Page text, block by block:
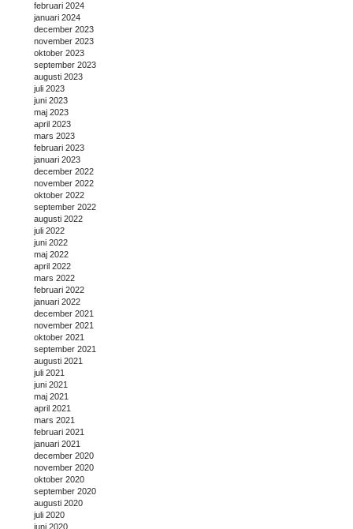
februari 2024
januari 2024
december 2023
november 2023
oktober 2023
september 2023
augusti 2023
juli 2023
juni 2023
maj 2023
april 2023
mars 2023
februari 2023
januari 2023
december 2022
november 2022
oktober 2022
september 2022
augusti 2022
juli 2022
juni 2022
maj 2022
april 2022
mars 2022
februari 2022
januari 2022
december 2021
november 2021
oktober 2021
september 2021
augusti 2021
juli 2021
juni 2021
maj 2021
april 2021
mars 2021
februari 2021
januari 2021
december 2020
november 2020
oktober 2020
september 2020
augusti 2020
juli 2020
juni 2020